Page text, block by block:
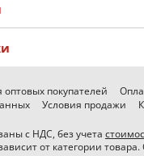
оптовых покупателей
Условия продажи
с НДС, без учета
от категории